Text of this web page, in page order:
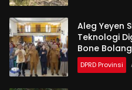
Aleg Yeyen
Teknologi
Bone
DPRD Provinsi